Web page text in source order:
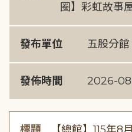
圈】彩虹故事
發布單位 五股分館
發佈時間 2026-